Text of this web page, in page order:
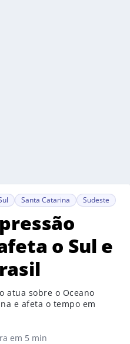
Santa Catarina Sudeste
o Sul e
atua sobre o Oceano
e afeta o tempo em
em 5 min